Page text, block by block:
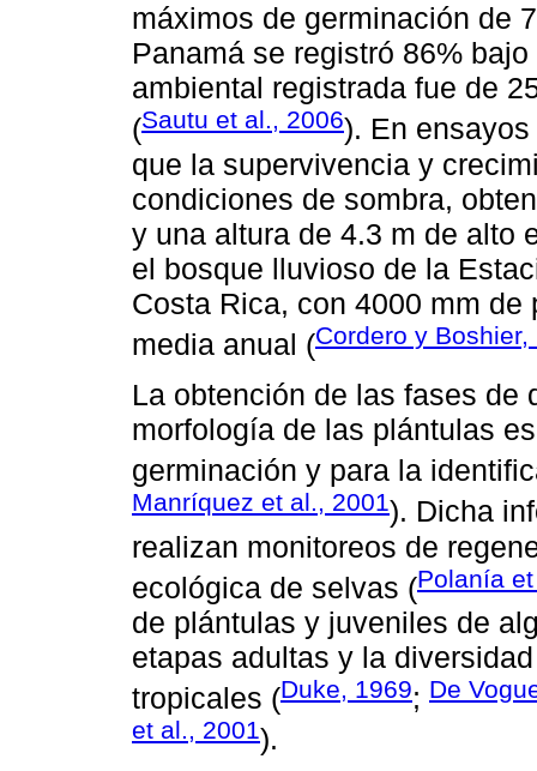
máximos de germinación de
Panamá se registró 86%
ambiental registrada fue de
(Sautu et al., 2006). En
que la supervivencia y
condiciones de sombra,
y una altura de 4.3 m de alto
el bosque lluvioso de la
Costa Rica, con 4000 mm de
media anual (Cordero y Boshier,
La obtención de las fases de
morfología de las plántulas
germinación y para la
Manríquez et al., 2001). Dicha
realizan monitoreos de
ecológica de selvas (Polanía
de plántulas y juveniles de
etapas adultas y la
tropicales (Duke, 1969; De
et al., 2001).